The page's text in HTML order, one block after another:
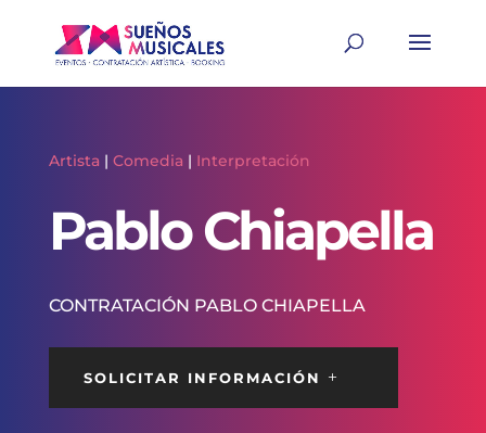
Artista | Comedia | Interpretación
Pablo Chiapella
CONTRATACIÓN PABLO CHIAPELLA
SOLICITAR INFORMACIÓN